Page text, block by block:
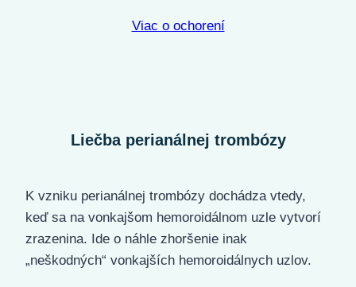
Viac o ochorení
Liečba perianálnej trombózy
K vzniku perianálnej trombózy dochádza vtedy,
keď sa na vonkajšom hemoroidálnom uzle vytvorí
zrazenina. Ide o náhle zhoršenie inak
„neškodných“ vonkajších hemoroidálnych uzlov.